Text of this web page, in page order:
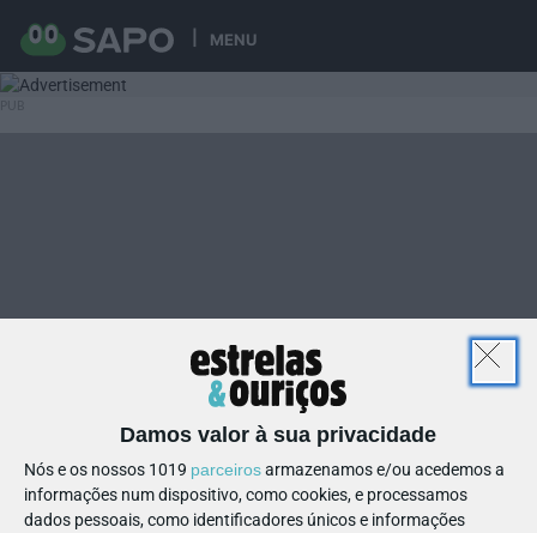
MENU
Damos valor à sua privacidade
Nós e os nossos 1019 parceirosarmazenamos e/ou acedemos a
informações num dispositivo, como cookies, e processamos
dados pessoais, como identificadores únicos e informações